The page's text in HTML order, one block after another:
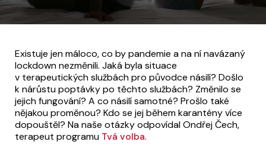
KONTAKT
Existuje jen máloco, co by pandemie a na ní navázaný
lockdown nezměnili. Jaká byla situace
v terapeutických službách pro původce násilí? Došlo
k nárůstu poptávky po těchto službách? Změnilo se
jejich fungování? A co násilí samotné? Prošlo také
nějakou proměnou? Kdo se jej během karantény více
dopouštěl? Na naše otázky odpovídal Ondřej Čech,
terapeut programu Tvá volba.